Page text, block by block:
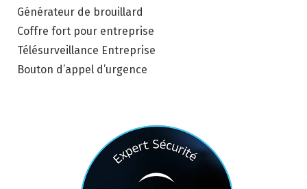
Générateur de brouillard
Coffre fort pour entreprise
Télésurveillance Entreprise
Bouton d’appel d’urgence